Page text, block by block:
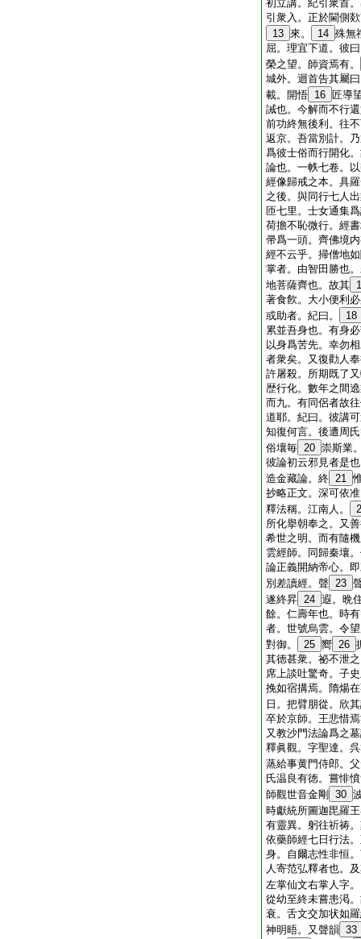
初立講。紀引衆首
引衆入。正於閫側
13 來。 14 殊無
屈。理宜下道。彼
榮之望。師資焉有。
城外。迴首告其屬
載。開悟 16 匠導
誡也。今解而不行
前功終無後利。往
返京。吾當別計。
爲彼士俗而行開化
論也。一帙七卷。
經像歸戒之本。具
之後。與同行七人
匝七里。士女通集
荷擔不恥微行。經
帚爲一頭。齊佛境
經不云乎。掃僧地
掌者。由智田勝也
地菩薩齊也。故其
著食飮。大小便利
或助者。紀曰。
18
累並吾身也。有身
以身爲苦先。幸勿
者衆矣。又復勸人
許屠殺。所期既了
歴行化。數年之間
而九。有同侶者故
道耶。紀曰。彼講
知復何言。後遭周
俗壤毎 20 崇斯業
彼論初云邪見者是
造金藏論。終 21
抄略正文。深可依
釋法稱。江南人。
所化擧朝奉之。又
希世之明。而有隨
雲經師。同歸秦壤
論正義開納帝心。
別差讀經。聲 23
遂終昇 24 遐。晩
餘。仁壽年也。時
者。世號烏雲。令
對御。
25 嚮 26
其徳甚衆。祕不泄
席上談吐驚奇。子
挽如宿搆焉。隋煬
日。把臂朋從。欣
卒於京師。王悲惜
又教沙門法論爲之
釋眞觀。字聖達。
蒸給事黄門侍郎。
氏温良有徳。嘗悱
師觀世音金剛
30
時獻統所圖迦毘羅
有靈異。躬往祈祷
依藥師經七日行法
身。自爾志性非恒
人寄范弘釋者也。
左掌仙文右掌人字
從幼至終未嘗患渇
衰。舌文交加状如
神明晤。又聲韻 33